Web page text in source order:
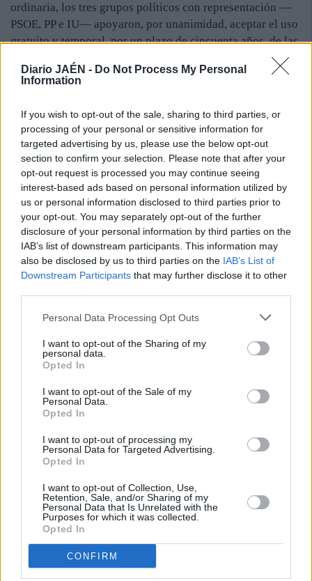
Diario JAÉN - Do Not Process My Personal
Information
If you wish to opt-out of the sale, sharing to third parties, or
processing of your personal or sensitive information for
targeted advertising by us, please use the below opt-out
section to confirm your selection. Please note that after your
opt-out request is processed you may continue seeing
interest-based ads based on personal information utilized by
us or personal information disclosed to third parties prior to
your opt-out. You may separately opt-out of the further
disclosure of your personal information by third parties on the
IAB’s list of downstream participants. This information may
also be disclosed by us to third parties on the IAB’s List of
Downstream Participants that may further disclose it to other
Personal Data Processing Opt Outs
I want to opt-out of the Sharing of my
personal data.
Opted In
I want to opt-out of the Sale of my
Personal Data.
Opted In
I want to opt-out of processing my
Personal Data for Targeted Advertising.
Opted In
I want to opt-out of Collection, Use,
Retention, Sale, and/or Sharing of my
Personal Data that Is Unrelated with the
Purposes for which it was collected.
Opted In
CONFIRM
ordinaria, los tres grupos políticos con representación —
PSOE, PP e IU— apoyaron, por unanimidad, aceptar el uso
gratuito y temporal, por un plazo de cincuenta años, de las
Tras este trámite seguirán las tareas, ya que la intención es
aprovecharán casi ocho mil metros cuadrados de suelo
industrial y se acondicionarán las naves para poder poner
en marcha hasta quince o veinte espacios a disposición de
los emprendedores. Queremos seguir apoyando sus
vocaciones y tener un sitio disponible para cualquiera que
quiera invertir en Linares y empezar un proyecto
generador de empleo y de valor añadido”, manifestó el
gerente de la Cámara.